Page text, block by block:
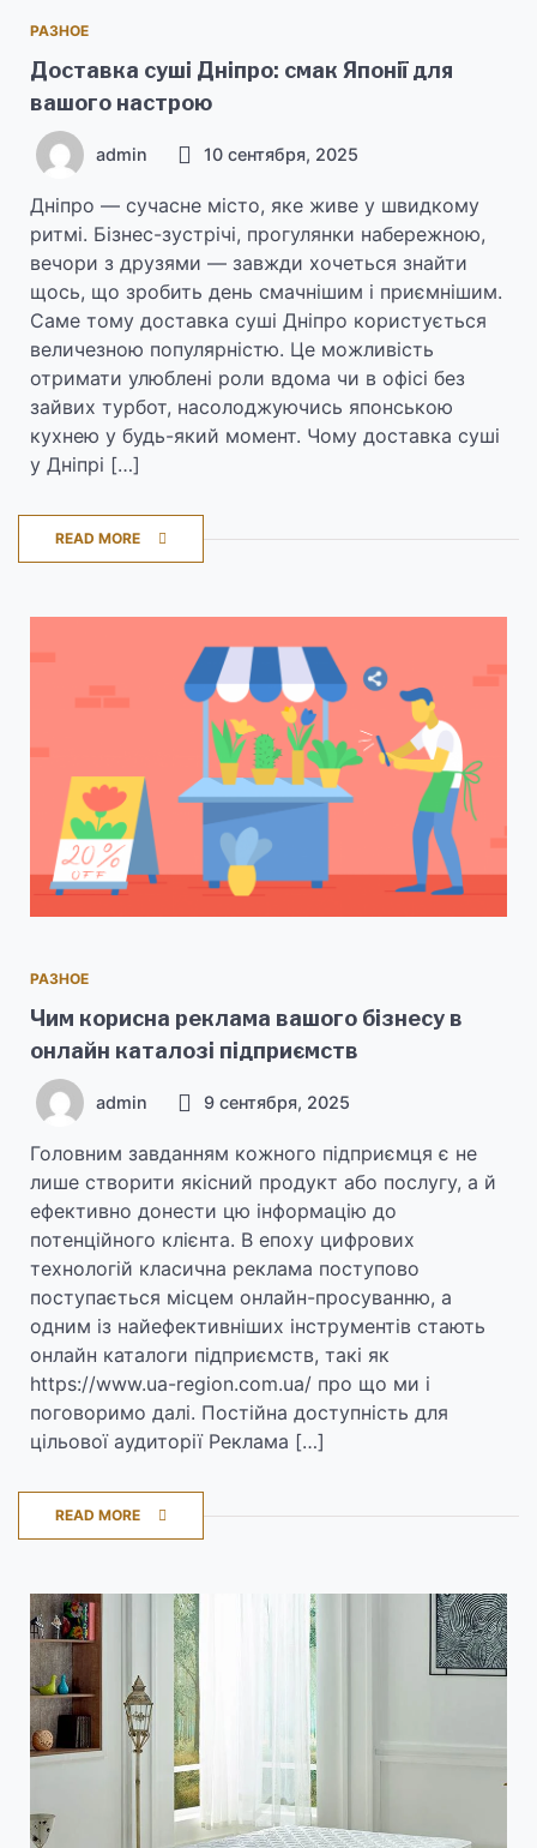
РАЗНОЕ
Доставка суші Дніпро: смак Японії для
вашого настрою
admin 10 сентября, 2025
Дніпро — сучасне місто, яке живе у швидкому
ритмі. Бізнес-зустрічі, прогулянки набережною,
вечори з друзями — завжди хочеться знайти
щось, що зробить день смачнішим і приємнішим.
Саме тому доставка суші Дніпро користується
величезною популярністю. Це можливість
отримати улюблені роли вдома чи в офісі без
зайвих турбот, насолоджуючись японською
кухнею у будь-який момент. Чому доставка суші
у Дніпрі […]
READ MORE
РАЗНОЕ
Чим корисна реклама вашого бізнесу в
онлайн каталозі підприємств
admin 9 сентября, 2025
Головним завданням кожного підприємця є не
лише створити якісний продукт або послугу, а й
ефективно донести цю інформацію до
потенційного клієнта. В епоху цифрових
технологій класична реклама поступово
поступається місцем онлайн-просуванню, а
одним із найефективніших інструментів стають
онлайн каталоги підприємств, такі як
https://www.ua-region.com.ua/ про що ми і
поговоримо далі. Постійна доступність для
цільової аудиторії Реклама […]
READ MORE